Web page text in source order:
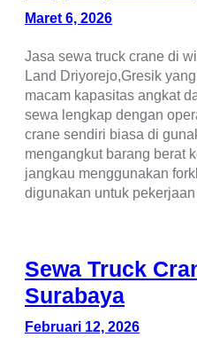
Maret 6, 2026
Jasa sewa truck crane di
Land Driyorejo,Gresik
macam kapasitas angkat
sewa lengkap dengan
crane sendiri biasa di
mengangkut barang berat
jangkau menggunakan
digunakan untuk
Sewa Truck
Surabaya
Februari 12, 2026